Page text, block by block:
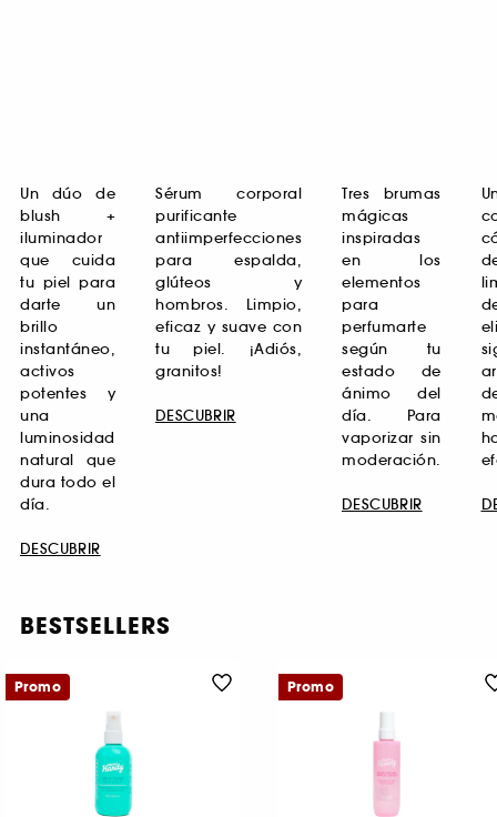
Un dúo de
blush +
iluminador
que cuida
tu piel para
darte un
brillo
instantáneo,
activos
potentes y
una
luminosidad
natural que
dura todo el
día.
DESCUBRIR
Sérum corporal
purificante
antiimperfecciones
para espalda,
glúteos y
hombros. Limpio,
eficaz y suave con
tu piel. ¡Adiós,
granitos!
DESCUBRIR
Tres brumas
mágicas
inspiradas
en los
elementos
para
perfumarte
según tu
estado de
ánimo del
día. Para
vaporizar sin
moderación.
DESCUBRIR
BESTSELLERS
Promo Promo